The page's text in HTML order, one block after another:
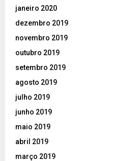
janeiro 2020
dezembro 2019
novembro 2019
outubro 2019
setembro 2019
agosto 2019
julho 2019
junho 2019
maio 2019
abril 2019
março 2019